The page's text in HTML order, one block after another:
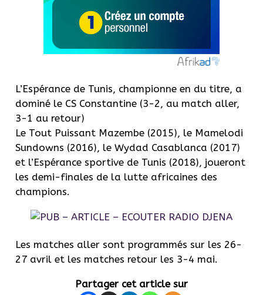
L’Espérance de Tunis, championne en du titre, a
dominé le CS Constantine (3-2, au match aller,
3-1 au retour)
Le Tout Puissant Mazembe (2015), le Mamelodi
Sundowns (2016), le Wydad Casablanca (2017)
et l’Espérance sportive de Tunis (2018), joueront
les demi-finales de la lutte africaines des
champions.
Les matches aller sont programmés sur les 26-
27 avril et les matches retour les 3-4 mai.
Partager cet article sur